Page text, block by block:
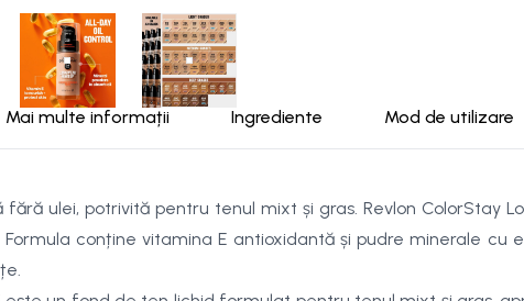
Mai multe informații Ingrediente Mod de utilizare
ulei, potrivită pentru tenul mixt și gras. Revlon ColorStay
conține vitamina E antioxidantă și pudre minerale